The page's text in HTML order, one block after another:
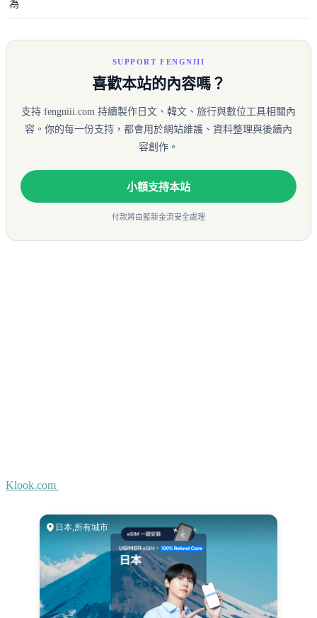
為
SUPPORT FENGNIII
喜歡本站的內容嗎？
支持 fengniii.com 持續製作日文、韓文、旅行與數位工具相關內
容。你的每一份支持，都會用於網站維護、資料整理與後續內
容創作。
小額支持本站
付款將由藍新金流安全處理
Klook.com